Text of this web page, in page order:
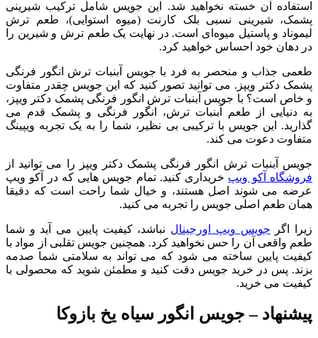
استفاده آن خسته نخواهید شد. این جویس شامل ترکیب شیرینی
پشمک، شیرینی نسبی بلک کارنت (میوه استوایی)، طعم ترش
لیموناد و پاستیل میوه‌ای است. در نهایت یک طعم ترش و شیرین را
در دهان خود احساس خواهید کرد.
طعمی جذاب و منحصر به‌ فرد با جویس آبنبات ترش انگور فرنگی
پشمک دکتر ویپز. می توانید تصور کنید که این جویس چقدر متفاوت
و خاص است؟ با جویس آبنبات ترش انگور فرنگی پشمک دکتر ویپز،
به دنیایی از طعم آبنبات ترش، انگور فرنگی و پشمک قدم می
گذارید. این جویس با ترکیبی بی نظیر، شما را به یک تجربه‌ ویپینگ
متفاوت دعوت می‌ کند.
جویس آبنبات ترش انگور فرنگی پشمک دکتر ویپز را می ‌توانید از
فروشگاه‌ آکو ویپ خریداری کنید. تمام جویس هایی که در آکو ویپ
عرضه می شوند اصل هستند، و خیال شما راحت است که دقیقا
همان طعم اصلی جویس را تجربه می کنید.
زیرا اگر جویس ویپ اورجینال نباشد، کیفیت پایین می آید و شما
طعم واقعی آن را حس نخواهید کرد. همچنین جویس تقلبی از مواد با
کیفیت پایین ساخته می شود که می تواند به سلامتی شما صدمه
بزند. پس در خرید جویس دقت کنید و مطمئن شوید که محصولی با
کیفیت می خرید.
پیشنهاد – جویس انگور سیاه یخ بازوکا